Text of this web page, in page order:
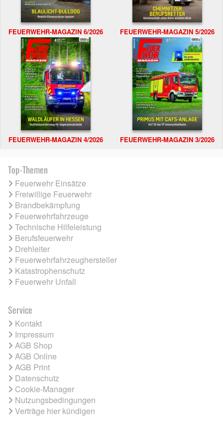
FEUERWEHR-MAGAZIN 6/2026 FEUERWEHR-MAGAZIN 5/2026
FEUERWEHR-MAGAZIN 4/2026 FEUERWEHR-MAGAZIN 3/2026
Top-Themen
Feuerwehr Einsätze
Freiwillige Feuerwehr
Brandbekämpfung
Feuerwehrfahrzeuge
Technische Hilfeleistung
Berufsfeuerwehr
Drehleiter
Feuerwehrfahrzeughersteller
Katastrophenschutz
Feuerwehr Unfall
Service
Kontakt
Impressum
AGB Shop
AGB Online
AGB Print
Datenschutz
Cookie-Manager
Nutzungsbedingungen
Verträge hier kündigen